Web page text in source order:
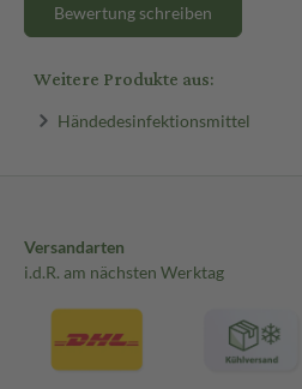
Bewertung schreiben
Weitere Produkte aus:
Händedesinfektionsmittel
Versandarten
i.d.R. am nächsten Werktag